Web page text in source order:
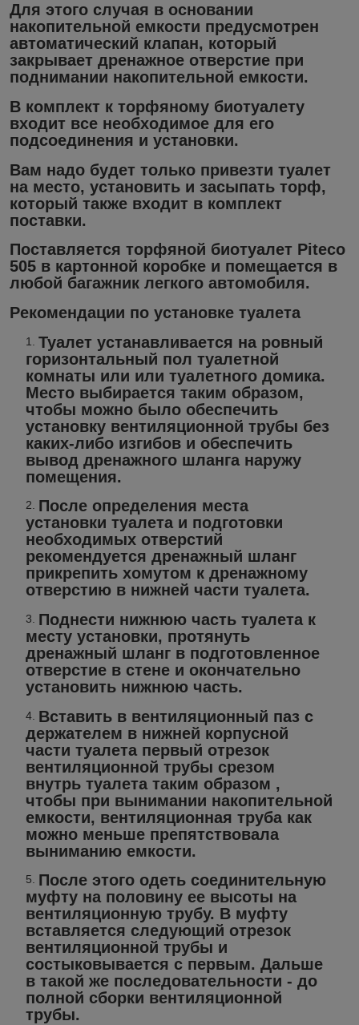
Для этого случая в основании
накопительной емкости предусмотрен
автоматический клапан, который
закрывает дренажное отверстие при
поднимании накопительной емкости.
В комплект к торфяному биотуалету
входит все необходимое для его
подсоединения и установки.
Вам надо будет только привезти туалет
на место, установить и засыпать торф,
который также входит в комплект
поставки.
Поставляется торфяной биотуалет Piteco
505 в картонной коробке и помещается в
любой багажник легкого автомобиля.
Рекомендации по установке туалета
Туалет устанавливается на ровный
горизонтальный пол туалетной
комнаты или или туалетного домика.
Место выбирается таким образом,
чтобы можно было обеспечить
установку вентиляционной трубы без
каких-либо изгибов и обеспечить
вывод дренажного шланга наружу
помещения.
После определения места
установки туалета и подготовки
необходимых отверстий
рекомендуется дренажный шланг
прикрепить хомутом к дренажному
отверстию в нижней части туалета.
Поднести нижнюю часть туалета к
месту установки, протянуть
дренажный шланг в подготовленное
отверстие в стене и окончательно
установить нижнюю часть.
Вставить в вентиляционный паз с
держателем в нижней корпусной
части туалета первый отрезок
вентиляционной трубы срезом
внутрь туалета таким образом ,
чтобы при вынимании накопительной
емкости, вентиляционная труба как
можно меньше препятствовала
выниманию емкости.
После этого одеть соединительную
муфту на половину ее высоты на
вентиляционную трубу. В муфту
вставляется следующий отрезок
вентиляционной трубы и
состыковывается с первым. Дальше
в такой же последовательности - до
полной сборки вентиляционной
трубы.